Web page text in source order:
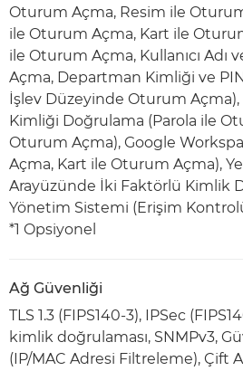
Oturum Açma, Resim ile
ile Oturum Açma, Kart ile
ile Oturum Açma, Kullanıcı Adı
Açma, Departman Kimliği ve
İşlev Düzeyinde Oturum
Kimliği Doğrulama (Parola ile
Oturum Açma), Google
Açma, Kart ile Oturum Açma),
Arayüzünde İki Faktörlü Kimlik
Yönetim Sistemi (Erişim
*1 Opsiyonel
Ağ Güvenliği
TLS 1.3 (FIPS140-3), IPSec
kimlik doğrulaması, SNMPv3,
(IP/MAC Adresi Filtreleme), Çift